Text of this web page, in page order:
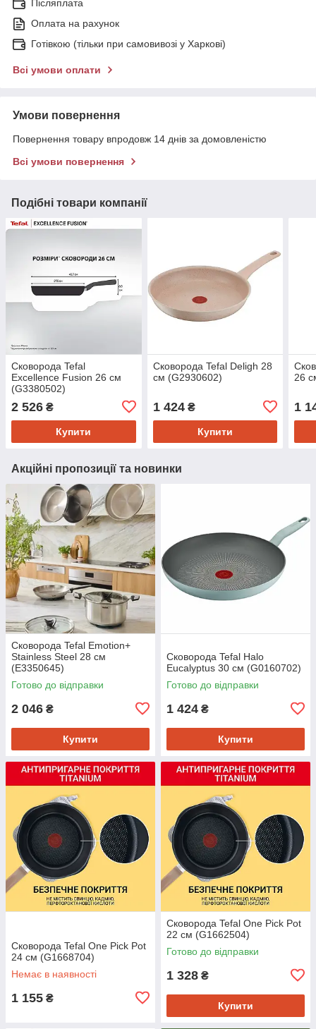
Післяплата
Оплата на рахунок
Готівкою (тільки при самовивозі у Харкові)
Всі умови оплати
Умови повернення
Повернення товару впродовж 14 днів за домовленістю
Всі умови повернення
Подібні товари компанії
Сковорода Tefal
Excellence Fusion 26 см
(G3380502)
2 526 ₴
Купити
Сковорода Tefal Deligh 28
см (G2930602)
1 424₴
Купити
26
1
Акційні пропозиції та новинки
Сковорода Tefal Emotion+
Stainless Steel 28 см
(E3350645)
Готово до відправки
2 046 ₴
Купити
Сковорода Tefal Halo
Eucalyptus 30 см (G0160702)
Готово до відправки
1 424 ₴
Купити
Сковорода Tefal One Pick Pot
24 см (G1668704)
Немає в наявності
1 155 ₴
Сковорода Tefal One Pick Pot
22 см (G1662504)
Готово до відправки
1 328 ₴
Купити